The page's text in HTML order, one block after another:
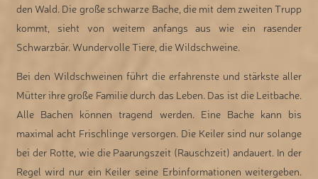
den Wald. Die große schwarze Bache, die mit dem zweiten Trupp
kommt, sieht von weitem anfangs aus wie ein rasender
Schwarzbär. Wundervolle Tiere, die Wildschweine.
Bei den Wildschweinen führt die erfahrenste und stärkste aller
Mütter ihre große Familie durch das Leben. Das ist die Leitbache.
Alle Bachen können tragend werden. Eine Bache kann bis
maximal acht Frischlinge versorgen. Die Keiler sind nur solange
bei der Rotte, wie die Paarungszeit (Rauschzeit) andauert. In der
Regel wird nur ein Keiler seine Erbinformationen weitergeben.